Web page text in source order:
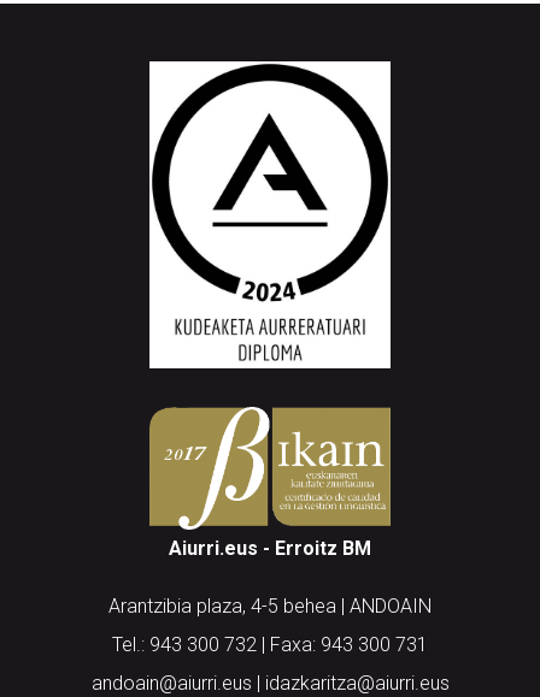
Aiurri.eus - Erroitz BM
Arantzibia plaza, 4-5 behea | ANDOAIN
Tel.: 943 300 732 | Faxa: 943 300 731
andoain@aiurri.eus | idazkaritza@aiurri.eus